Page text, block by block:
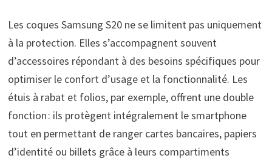
Les coques Samsung S20 ne se limitent pas uniquement
à la protection. Elles s’accompagnent souvent
d’accessoires répondant à des besoins spécifiques pour
optimiser le confort d’usage et la fonctionnalité. Les
étuis à rabat et folios, par exemple, offrent une double
fonction : ils protègent intégralement le smartphone
tout en permettant de ranger cartes bancaires, papiers
d’identité ou billets grâce à leurs compartiments